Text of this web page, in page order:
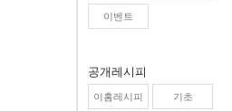
이벤트
공개레시피
이홈레시피 기초